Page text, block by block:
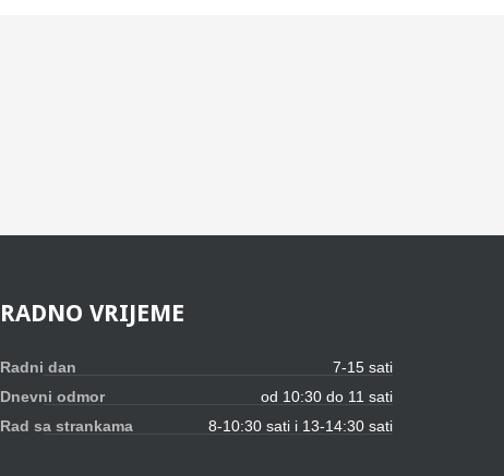
RADNO VRIJEME
Radni dan
7-15 sati
Dnevni odmor
od 10:30 do 11 sati
Rad sa strankama
8-10:30 sati i 13-14:30 sati